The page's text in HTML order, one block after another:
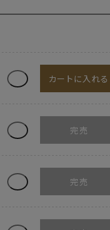
カートに入れる